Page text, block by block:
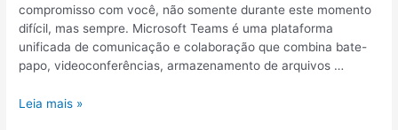
compromisso com você, não somente durante este momento
difícil, mas sempre. Microsoft Teams é uma plataforma
unificada de comunicação e colaboração que combina bate-
papo, videoconferências, armazenamento de arquivos …
Leia mais »